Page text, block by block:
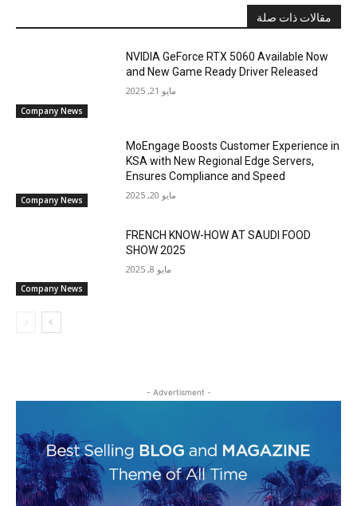
مقالات ذات صلة
Company News
NVIDIA GeForce RTX 5060 Available Now
and New Game Ready Driver Released
مايو 21, 2025
Company News
MoEngage Boosts Customer Experience in
KSA with New Regional Edge Servers,
Ensures Compliance and Speed
مايو 20, 2025
Company News
FRENCH KNOW-HOW AT SAUDI FOOD
SHOW 2025
مايو 8, 2025
- Advertisment -